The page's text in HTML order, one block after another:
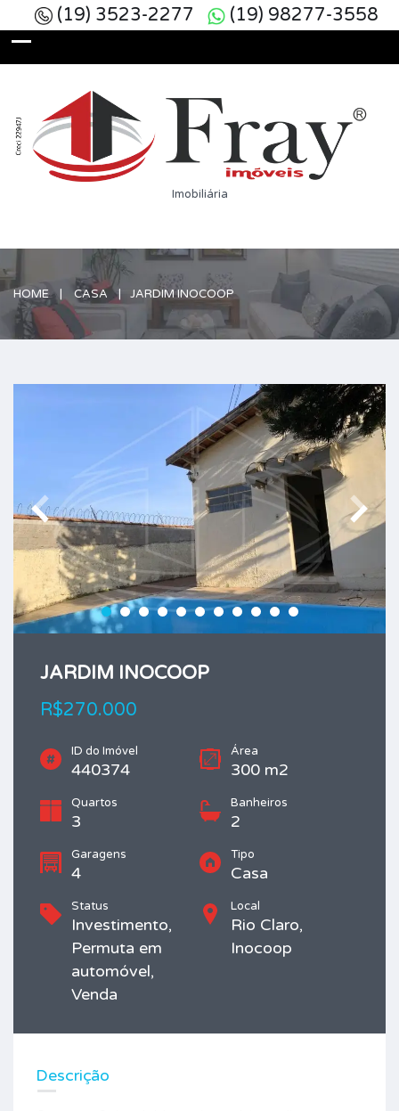
(19) 98277-3558
(19) 3523-2277
Imobiliária
HOME CASA JARDIM INOCOOP
JARDIM INOCOOP
R$270.000
ID do Imóvel
440374
Área
300 m2
Quartos
3
Banheiros
2
Garagens
4
Tipo
Casa
Status
Investimento,
Permuta em
automóvel,
Venda
Local
Rio Claro,
Inocoop
Descrição